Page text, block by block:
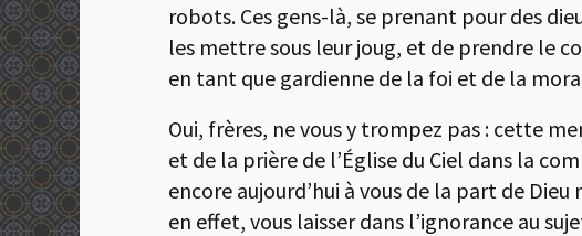
robots. Ces gens-là, se prenant pour des
les mettre sous leur joug, et de prendre le
en tant que gardienne de la foi et de la
Oui, frères, ne vous y trompez pas : cette
et de la prière de l’Église du Ciel dans la
encore aujourd’hui à vous de la part de
en effet, vous laisser dans l’ignorance au